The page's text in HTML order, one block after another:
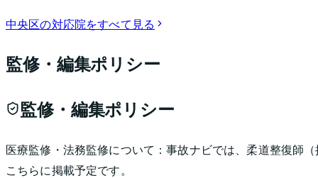
中央区の対応院をすべて見る
監修・編集ポリシー
監修・編集ポリシー
医療監修・法務監修について：事故ナビでは、柔道整復師
こちらに掲載予定です。